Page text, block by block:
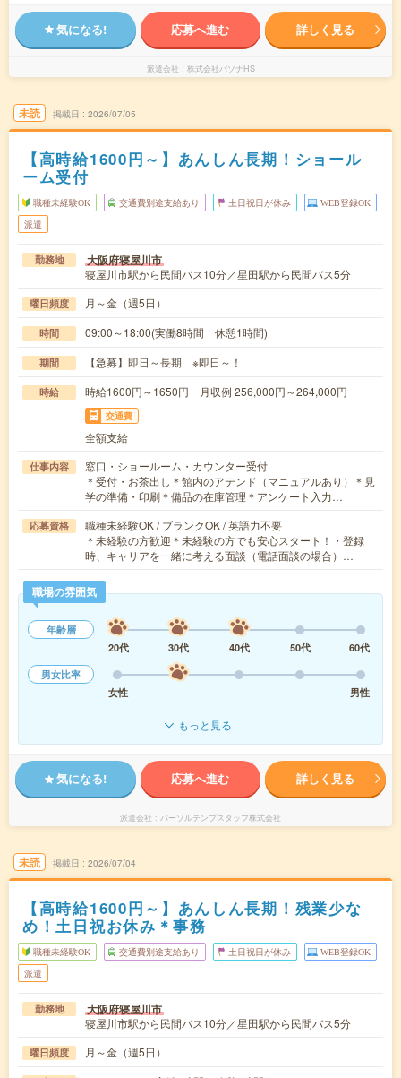
気になる! 応募へ進む 詳しく見る
派遣会社 株式会社パソナHS
未読 掲載日 2026/07/05
【高時給1600円～】あんしん長期！ショール
ーム受付
職種未経験OK 交通費別途支給あり 土日祝日が休み WEB登録OK
派遣
勤務地 大阪府寝屋川市
寝屋川市駅から民間バス10分／星田駅から民間バス5分
曜日頻度 月～金（週5日）
時間 09:00～18:00(実働8時間 休憩1時間)
期間 【急募】即日～長期 ※即日～！
時給 時給1600円～1650円 月収例 256,000円～264,000円
交通費
全額支給
仕事内容
窓口・ショールーム・カウンター受付
＊受付・お茶出し＊館内のアテンド（マニュアルあり）＊見
学の準備・印刷＊備品の在庫管理＊アンケート入力…
応募資格
職種未経験OK / ブランクOK / 英語力不要
＊未経験の方歓迎＊未経験の方でも安心スタート！・登録
時、キャリアを一緒に考える面談（電話面談の場合）…
職場の雰囲気
年齢層
20代
30代 40代 50代
60代
男女比率
女性
男性
もっと見る
気になる! 応募へ進む 詳しく見る
派遣会社 パーソルテンプスタッフ株式会社
未読 掲載日 2026/07/04
【高時給1600円～】あんしん長期！残業少な
め！土日祝お休み＊事務
職種未経験OK 交通費別途支給あり 土日祝日が休み WEB登録OK
派遣
勤務地 大阪府寝屋川市
寝屋川市駅から民間バス10分／星田駅から民間バス5分
曜日頻度 月～金（週5日）